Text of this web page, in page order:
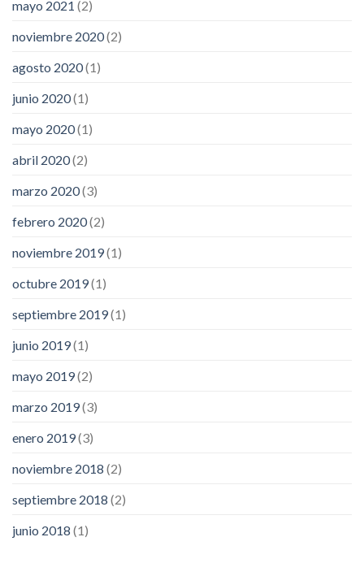
mayo 2021 (2)
noviembre 2020(2)
agosto 2020(1)
junio 2020(1)
mayo 2020(1)
abril 2020(2)
marzo 2020(3)
febrero 2020(2)
noviembre 2019(1)
octubre 2019(1)
septiembre 2019(1)
junio 2019(1)
mayo 2019(2)
marzo 2019(3)
enero 2019(3)
noviembre 2018 (2)
septiembre 2018 (2)
junio 2018 (1)